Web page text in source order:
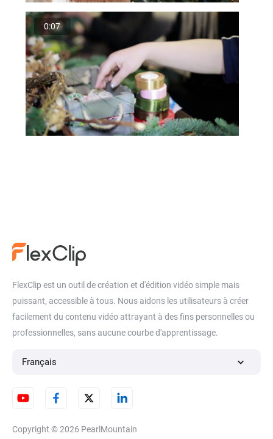
0:07
FlexClip est un outil de création et d'édition vidéo simple mais
puissant, accessible à tous. Nous aidons les utilisateurs à créer
facilement du contenu vidéo attrayant à des fins personnelles ou
professionnelles, sans aucune courbe d'apprentissage.
Français
Copyright © 2026 PearlMountain